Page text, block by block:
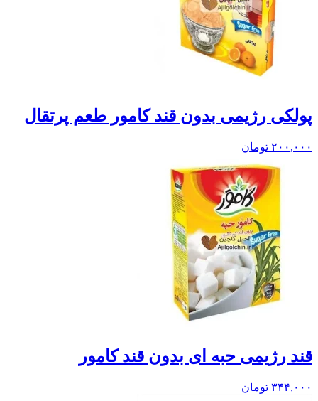
پولکی رژیمی بدون قند کامور طعم پرتقال
۲۰۰,۰۰۰ تومان
قند رژیمی حبه ای بدون قند کامور
۳۴۴,۰۰۰ تومان